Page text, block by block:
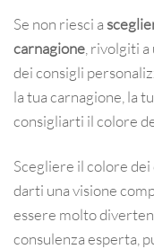
Se non riesci a
carnagione, rivolgiti
dei consigli
la tua carnagione, la
consigliarti il colore
Scegliere il colore dei
darti una visione
essere molto
consulenza esperta,